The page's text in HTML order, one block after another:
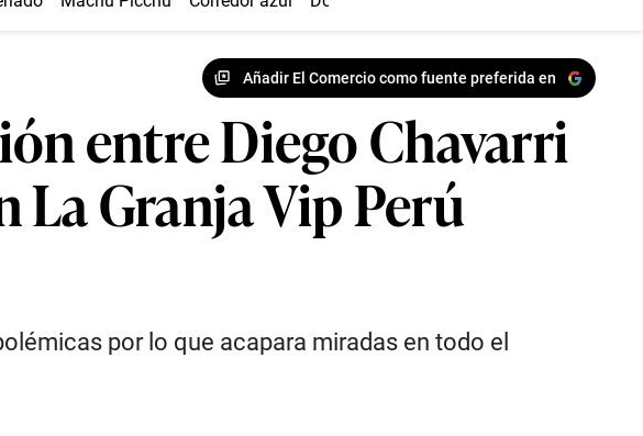
Añadir El Comercio como fuente preferida en
entre Diego Chavarri
Granja Vip Perú
por lo que acapara miradas en todo el